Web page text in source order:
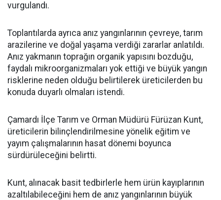
vurgulandı.
Toplantılarda ayrıca anız yangınlarının çevreye, tarım
arazilerine ve doğal yaşama verdiği zararlar anlatıldı.
Anız yakmanın toprağın organik yapısını bozduğu,
faydalı mikroorganizmaları yok ettiği ve büyük yangın
risklerine neden olduğu belirtilerek üreticilerden bu
konuda duyarlı olmaları istendi.
Çamardı İlçe Tarım ve Orman Müdürü Fürüzan Kunt,
üreticilerin bilinçlendirilmesine yönelik eğitim ve
yayım çalışmalarının hasat dönemi boyunca
sürdürüleceğini belirtti.
Kunt, alınacak basit tedbirlerle hem ürün kayıplarının
azaltılabileceğini hem de anız yangınlarının büyük